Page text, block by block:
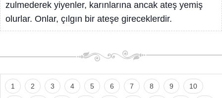
zulmederek yiyenler, karınlarına ancak ateş yemiş
olurlar. Onlar, çılgın bir ateşe gireceklerdir.
1 2 3 4 5 6 7 8 9 10